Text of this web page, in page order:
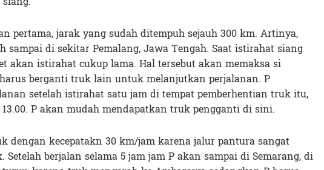
pertama, jarak yang sudah ditempuh sejauh 300 km. Artinya,
sampai di sekitar Pemalang, Jawa Tengah. Saat istirahat siang
akan istirahat cukup lama. Hal tersebut akan memaksa si
harus berganti truk lain untuk melanjutkan perjalanan. P
setelah istirahat satu jam di tempat pemberhentian truk itu,
P akan mudah mendapatkan truk pengganti di sini.
dengan kecepatakn 30 km/jam karena jalur pantura sangat
berjalan selama 5 jam jam P akan sampai di Semarang, di